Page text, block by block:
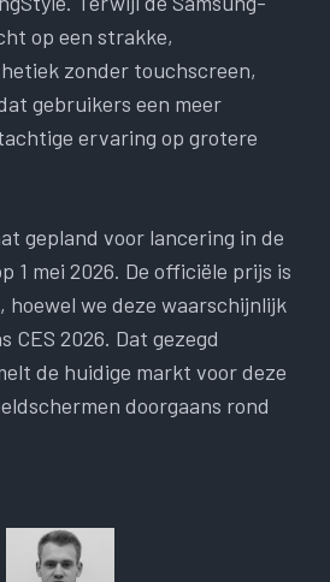
op een strakke,
zonder touchscreen,
gebruikers een meer
ervaring op grotere
gepland voor lancering in de
1 mei 2026. De officiële prijs is
hoewel we deze waarschijnlijk
CES 2026. Dat gezegd
de huidige markt voor deze
doorgaans rond